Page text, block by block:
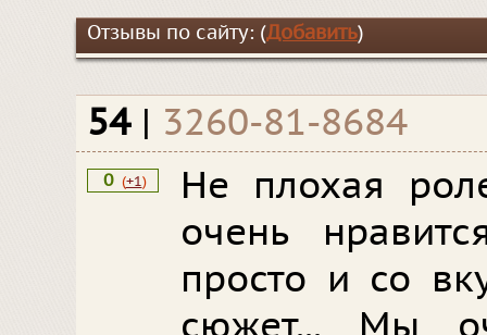
Отзывы по сайту: (Добавить)
54 | 3260-81-8684
0 (+1)
Не плохая
очень
просто и со